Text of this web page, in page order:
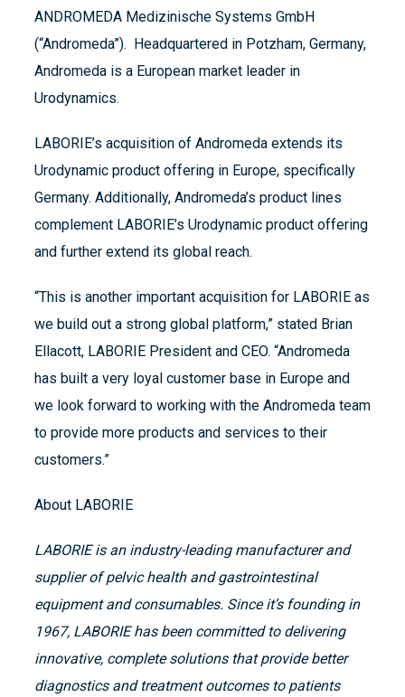
ANDROMEDA Medizinische Systems GmbH
(“Andromeda”). Headquartered in Potzham, Germany,
Andromeda is a European market leader in
Urodynamics.
LABORIE’s acquisition of Andromeda extends its
Urodynamic product offering in Europe, specifically
Germany. Additionally, Andromeda’s product lines
complement LABORIE’s Urodynamic product offering
and further extend its global reach.
“This is another important acquisition for LABORIE as
we build out a strong global platform,” stated Brian
Ellacott, LABORIE President and CEO. “Andromeda
has built a very loyal customer base in Europe and
we look forward to working with the Andromeda team
to provide more products and services to their
customers.”
About LABORIE
LABORIE is an industry-leading manufacturer and
supplier of pelvic health and gastrointestinal
equipment and consumables. Since it’s founding in
1967, LABORIE has been committed to delivering
innovative, complete solutions that provide better
diagnostics and treatment outcomes to patients